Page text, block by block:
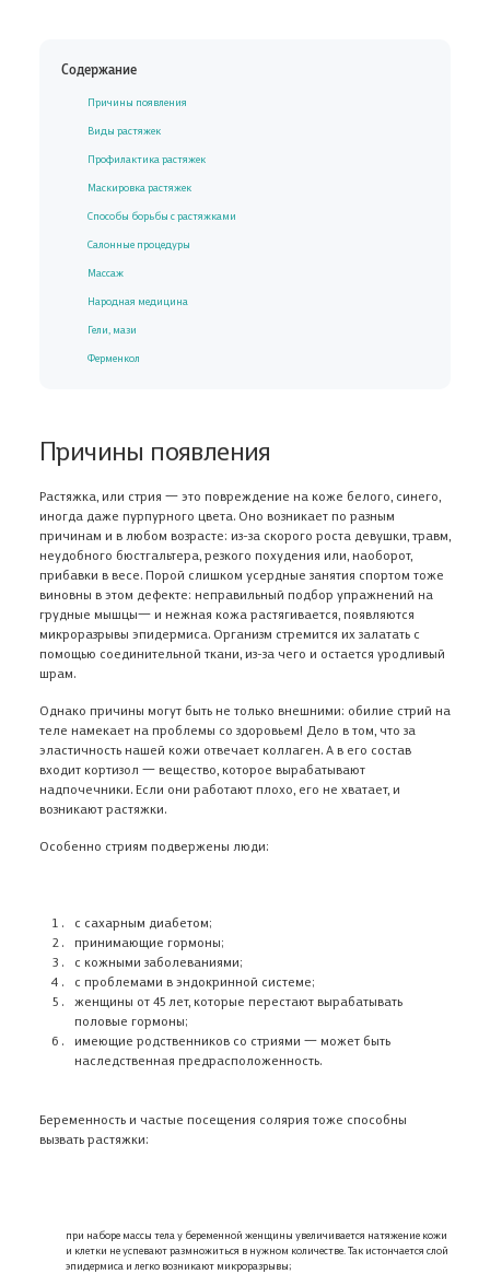
Содержание
Причины появления
Виды растяжек
Профилактика растяжек
Маскировка растяжек
Способы борьбы с растяжками
Салонные процедуры
Массаж
Народная медицина
Гели, мази
Ферменкол
Причины появления
Растяжка, или стрия 一 это повреждение на коже белого, синего,
иногда даже пурпурного цвета. Оно возникает по разным
причинам и в любом возрасте: из-за скорого роста девушки, травм,
неудобного бюстгальтера, резкого похудения или, наоборот,
прибавки в весе. Порой слишком усердные занятия спортом тоже
виновны в этом дефекте: неправильный подбор упражнений на
грудные мышцы一 и нежная кожа растягивается, появляются
микроразрывы эпидермиса. Организм стремится их залатать с
помощью соединительной ткани, из-за чего и остается уродливый
шрам.
Однако причины могут быть не только внешними: обилие стрий на
теле намекает на проблемы со здоровьем! Дело в том, что за
эластичность нашей кожи отвечает коллаген. А в его состав
входит кортизол 一 вещество, которое вырабатывают
надпочечники. Если они работают плохо, его не хватает, и
возникают растяжки.
Особенно стриям подвержены люди:
с сахарным диабетом;
принимающие гормоны;
с кожными заболеваниями;
с проблемами в эндокринной системе;
женщины от 45 лет, которые перестают вырабатывать
половые гормоны;
имеющие родственников со стриями 一 может быть
наследственная предрасположенность.
Беременность и частые посещения солярия тоже способны
вызвать растяжки:
при наборе массы тела у беременной женщины увеличивается натяжение кожи
и клетки не успевают размножиться в нужном количестве. Так истончается слой
эпидермиса и легко возникают микроразрывы;